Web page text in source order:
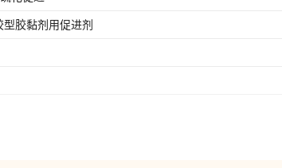
型胶黏剂用促进剂